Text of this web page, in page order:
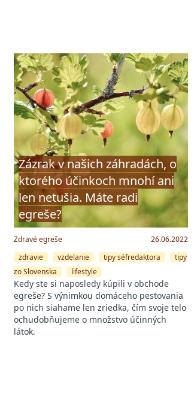
Zázrak v našich záhradách, o
ktorého účinkoch mnohí ani
len netušia. Máte radi
egreše?
Zdravé egreše
26.06.2022
zdravie
vzdelanie tipy séfredaktora
tipy
zo Slovenska
lifestyle
Kedy ste si naposledy kúpili v obchode
egreše? S výnimkou domáceho pestovania
po nich siahame len zriedka, čím svoje telo
ochudobňujeme o množstvo účinných
látok.